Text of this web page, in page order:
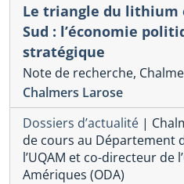
Le triangle du lithium
Sud : l’économie
stratégique
Note de recherche,
Chalmers Larose
Dossiers d’actualité |
de cours au Département
l’UQAM et co-directeur de
Amériques (ODA)